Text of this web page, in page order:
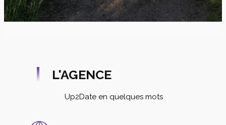
L'AGENCE
Up2Date en quelques mots